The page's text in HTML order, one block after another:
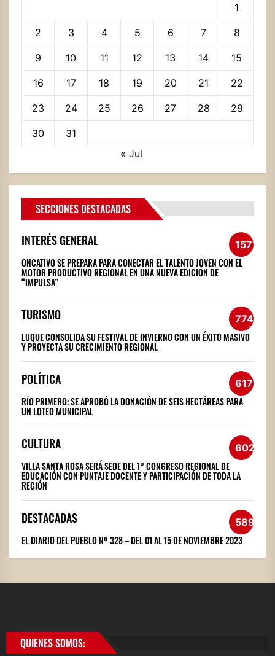
1
2 3 4 5 6 7 8
9 10 11 12 13 14 15
16 17 18 19 20 21 22
23 24 25 26 27 28 29
30
31
« Jul
SECCIONES DESTACADAS
INTERÉS GENERAL 1571
ONCATIVO SE PREPARA PARA CONECTAR EL TALENTO JOVEN CON EL
MOTOR PRODUCTIVO REGIONAL EN UNA NUEVA EDICIÓN DE
“IMPULSA”
TURISMO 774
LUQUE CONSOLIDA SU FESTIVAL DE INVIERNO CON UN ÉXITO MASIVO
Y PROYECTA SU CRECIMIENTO REGIONAL
POLÍTICA 617
RÍO PRIMERO: SE APROBÓ LA DONACIÓN DE SEIS HECTÁREAS PARA
UN LOTEO MUNICIPAL
CULTURA 602
VILLA SANTA ROSA SERÁ SEDE DEL 1° CONGRESO REGIONAL DE
EDUCACIÓN CON PUNTAJE DOCENTE Y PARTICIPACIÓN DE TODA LA
REGIÓN
DESTACADAS 589
EL DIARIO DEL PUEBLO Nº 328 – DEL 01 AL 15 DE NOVIEMBRE 2023
QUIENES SOMOS: